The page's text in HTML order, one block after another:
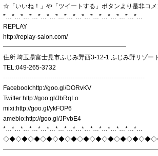
☆「いいね！」や「ツイートする」ボタンより是非コ
*…*…*…*…*…*…*…*…*…*…*…*…*…*…*…*…
REPLAY
http://replay-salon.com/
━━━━━━━━━━━━━━━━━━━━
住所:埼玉県富士見市ふじみ野西3-12-1 ふじみ野リゾー
TEL:049-265-3732
---------------------------------------------------------------------
Facebook:http://goo.gl/DORvKV
Twitter:http://goo.gl/JbRqLo
mixi:http://goo.gl/ykFOP6
ameblo:http://goo.gl/JPvbE4
*…*…*…*…*…*…*…*…*…*…*…*…*…*…*…*…